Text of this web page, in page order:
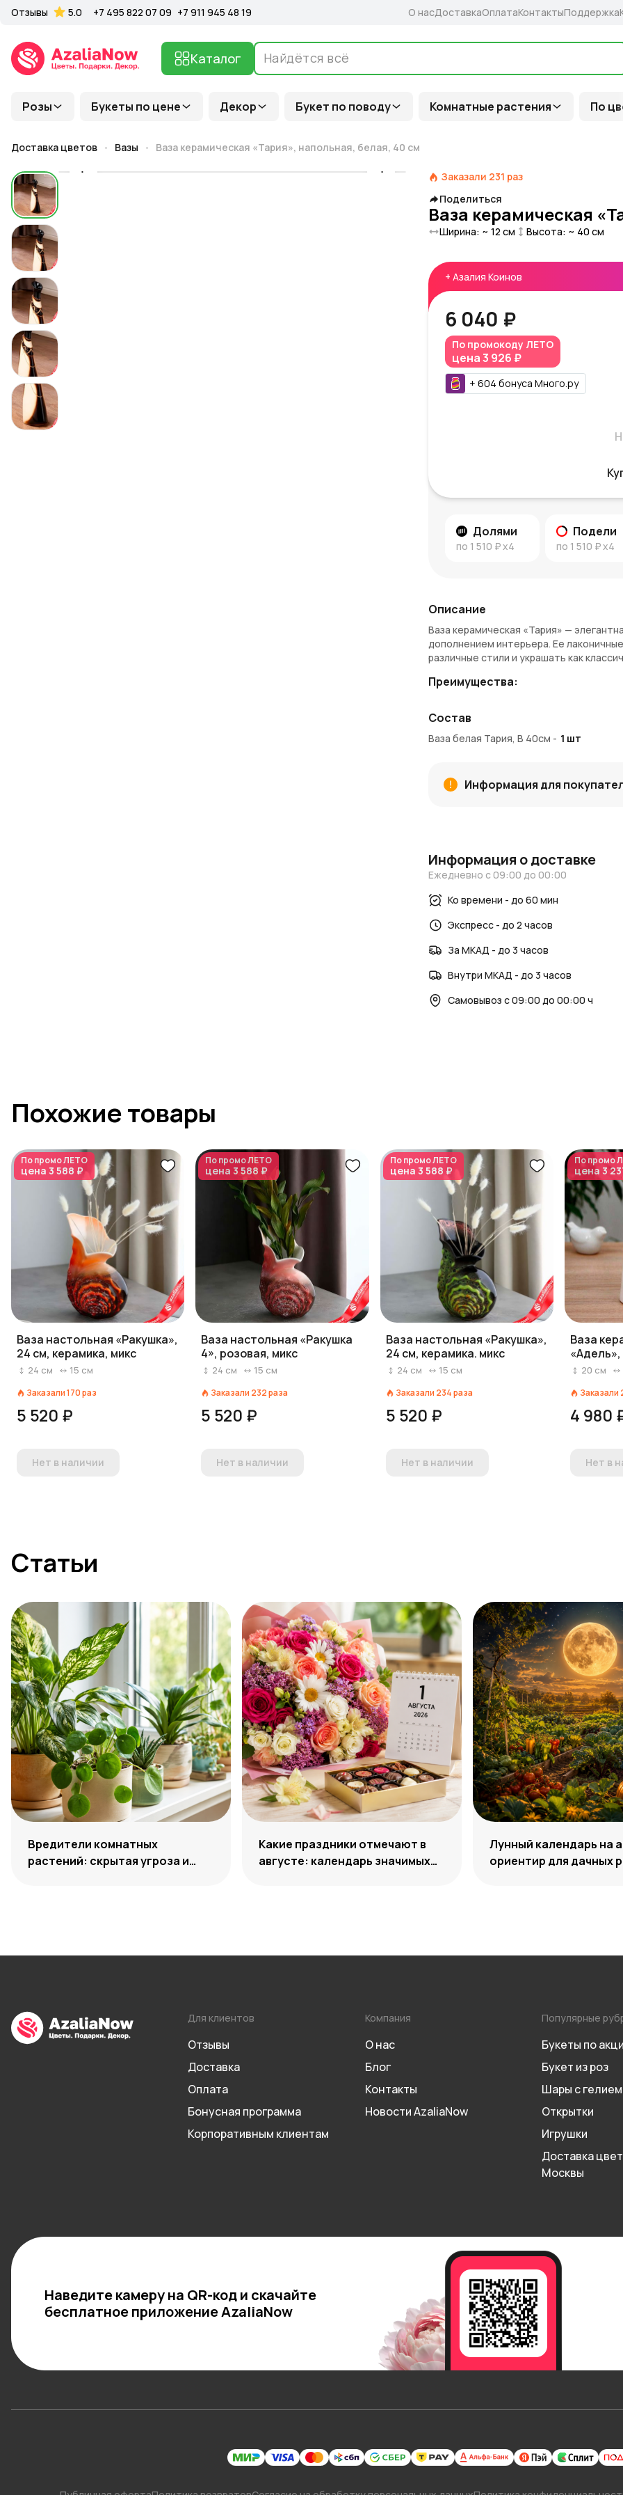
Розы Букеты по цене Декор Букет по поводу Комнатные растения По
Каталог
Отзывы 5.0 +7 495 822 07 09 +7 911 945 48 19 О насДоставкаОплатаКонтактыПоддержка
Доставка цветов Вазы Ваза керамическая «Тария», напольная, белая, 40 см
Заказали 231 раз
Поделиться
Ваза керамическая
Ширина: ~ 12 см Высота: ~ 40 см
+ Азалия Коинов
6 040 ₽
По промокоду ЛЕТО
цена3 926 ₽
+ 604 бонуса Много.ру
Долями
по 1 510 ₽x4
Подели
по 1 510 ₽x4
Описание
Ваза керамическая «Тария» —
дополнением интерьера. Ее
различные стили и украшать как
Преимущества:
Подходит для декора
Прочная керамика — долговечный
Подходит для напольного
Вы можете купить вазу «Тария» в
Посетите нашблог о декоре и
быть в курсе новинок и трендов.
AzaliaNow — стиль и изысканность в
Состав
Ваза белая Тария, В 40см - 1 шт
Информация для
Информация о доставке
Ежедневно с 09:00 до 00:00
Ко времени - до 60 мин
Экспресс - до 2 часов
За МКАД - до 3 часов
Внутри МКАД - до 3 часов
Самовывоз с 09:00 до 00:00 ч
Похожие товары
По промоЛЕТО
цена 3 588 ₽
Ваза настольная «Ракушка»,
24 см, керамика, микс
24 см 15 см
Заказали170раз
5 520 ₽
Нет в наличии
По промоЛЕТО
цена3 588 ₽
Ваза настольная «Ракушка
4», розовая, микс
24 см 15 см
Заказали 232раза
5 520 ₽
Нет в наличии
По промоЛЕТО
цена 3 588 ₽
Ваза настольная «Ракушка»,
24 см, керамика. микс
24 см 15 см
Заказали 234раза
5 520 ₽
Нет в наличии
По промо
цена3
Ваза
10,5х20
20 см
Заказали
4 980
Нет в
Статьи
Вредители комнатных
растений: скрытая угроза и
Какие праздники отмечают в
августе: календарь значимых
Лунный календарь на
ориентир для дачных
Для клиентов
Отзывы
Доставка
Оплата
Бонусная программа
Корпоративным клиентам
Компания
О нас
Блог
Контакты
Новости AzaliaNow
Популярные
Букеты по
Букет из роз
Шары с гелием
Открытки
Игрушки
Доставка
Москвы
Наведите камеру на QR-код и скачайте
бесплатное приложение AzaliaNow